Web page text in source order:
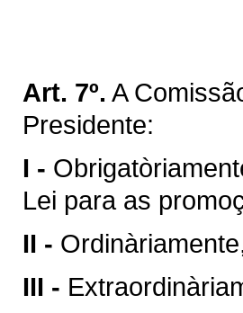
Art. 7º. A
Presidente:
I -
Lei para as
II -
III -